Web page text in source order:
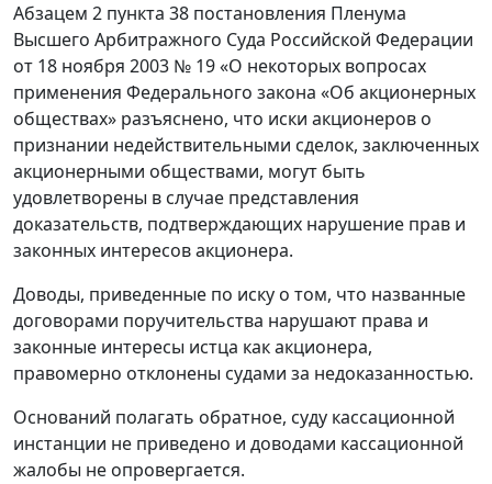
Абзацем 2 пункта 38 постановления Пленума
Высшего Арбитражного Суда Российской Федерации
от 18 ноября 2003 № 19 «О некоторых вопросах
применения Федерального закона «Об акционерных
обществах» разъяснено, что иски акционеров о
признании недействительными сделок, заключенных
акционерными обществами, могут быть
удовлетворены в случае представления
доказательств, подтверждающих нарушение прав и
законных интересов акционера.
Доводы, приведенные по иску о том, что названные
договорами поручительства нарушают права и
законные интересы истца как акционера,
правомерно отклонены судами за недоказанностью.
Оснований полагать обратное, суду кассационной
инстанции не приведено и доводами кассационной
жалобы не опровергается.